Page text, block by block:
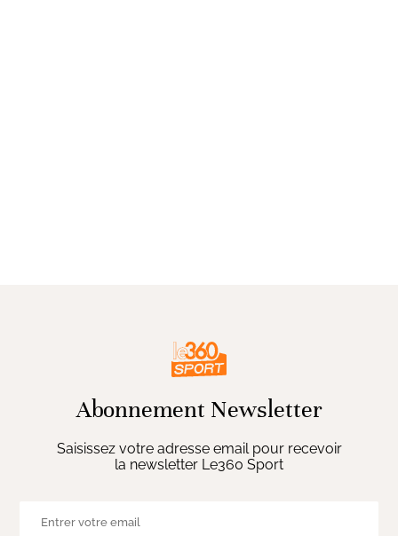
Abonnement Newsletter
Saisissez votre adresse email pour recevoir
la newsletter Le360 Sport